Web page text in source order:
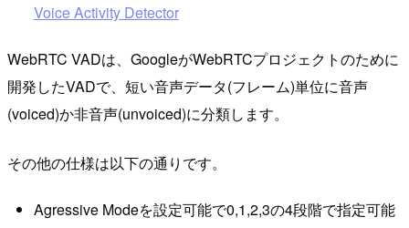
Voice Activity Detector
WebRTC VADは、GoogleがWebRTCプロジェクトのために
開発したVADで、短い音声データ(フレーム)単位に音声
(voiced)か非音声(unvoiced)に分類します。
その他の仕様は以下の通りです。
Agressive Modeを設定可能で0,1,2,3の4段階で指定可能